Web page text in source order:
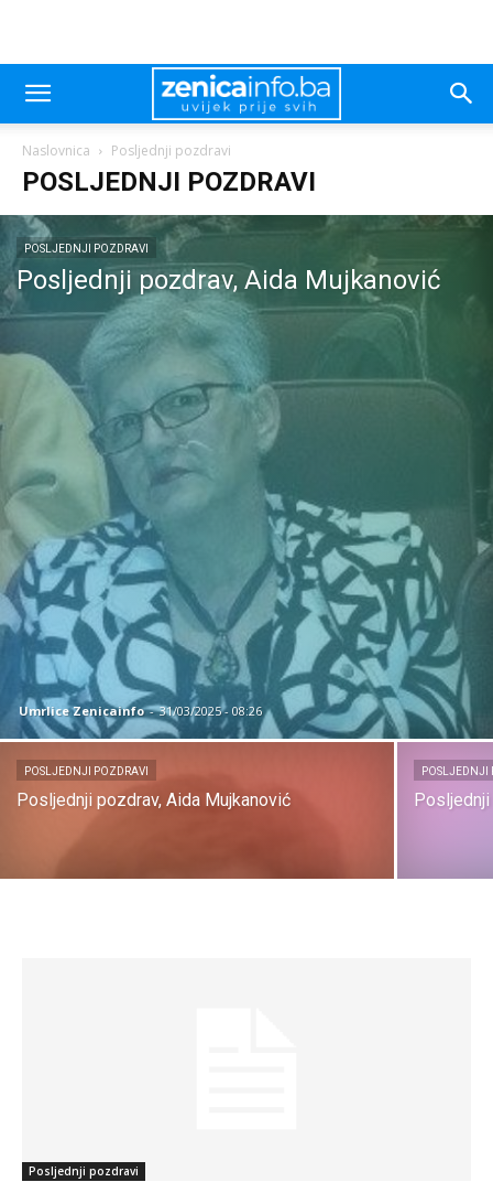
Naslovnica Posljednji pozdravi
POSLJEDNJI POZDRAVI
POSLJEDNJI POZDRAVI
Posljednji pozdrav, Aida Mujkanović
Umrlice Zenicainfo - 31/03/2025 - 08:26
POSLJEDNJI POZDRAVI
Posljednji pozdrav, Aida Mujkanović
POSLJEDNJI
Posljednji pozdravi